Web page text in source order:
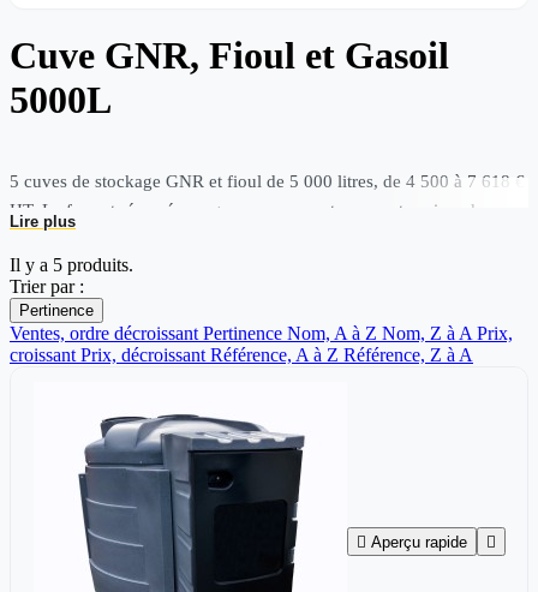
Cuve GNR, Fioul et Gasoil
5000L
5 cuves de stockage GNR et fioul de 5 000 litres, de 4 500 à 7 618 €
HT. Le format réservé aux gros consommateurs : entreprises de
Besoin d'un devis ou d'un conseil technique ? Appelez le 03 59 61
63 62 oudemandez un devis sous 24h
Lire plus
Il y a 5 produits.
Trier par :
Pertinence
Ventes, ordre décroissant Pertinence Nom, A à Z Nom, Z à A Prix,
croissant Prix, décroissant Référence, A à Z Référence, Z à A
 Aperçu rapide 